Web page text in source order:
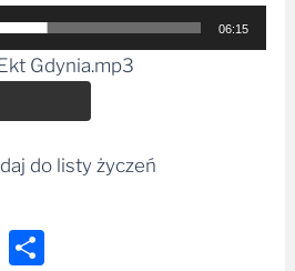
06:15
Gdynia.mp3
do listy życzeń
Email